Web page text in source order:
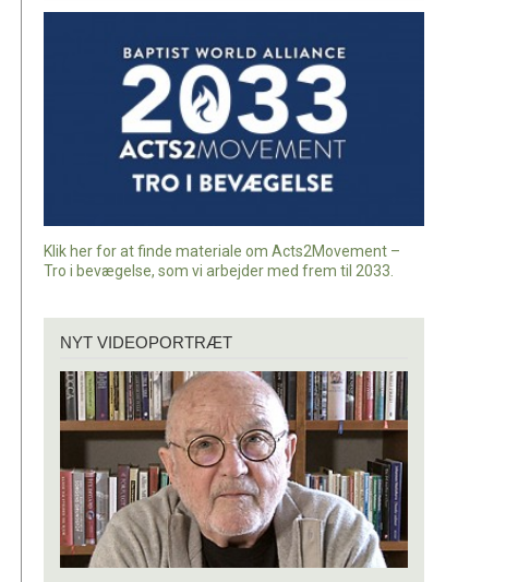
Klik her for at finde materiale om Acts2Movement –
Tro i bevægelse, som vi arbejder med frem til 2033.
videoportræt
NYT VIDEOPORTRÆT